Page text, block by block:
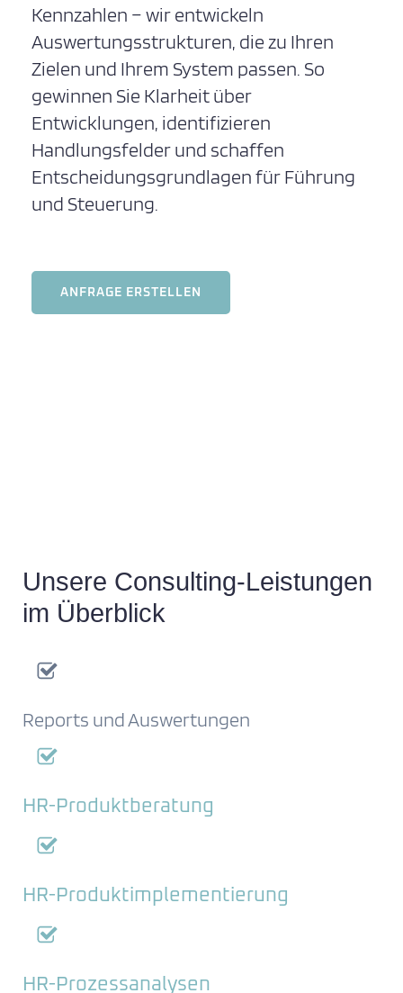
Kennzahlen – wir entwickeln
Auswertungsstrukturen, die zu Ihren
Zielen und Ihrem System passen. So
gewinnen Sie Klarheit über
Entwicklungen, identifizieren
Handlungsfelder und schaffen
Entscheidungsgrundlagen für Führung
und Steuerung.
ANFRAGE ERSTELLEN
Unsere Consulting-Leistungen
im Überblick
Reports und Auswertungen
HR-Produktberatung
HR-Produktimplementierung
HR-Prozessanalysen